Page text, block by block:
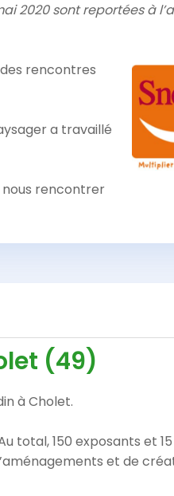
2020 sont reportées à
rencontres
a travaillé
nous rencontrer
(49)
à Cholet.
total, 150 exposants et
et de